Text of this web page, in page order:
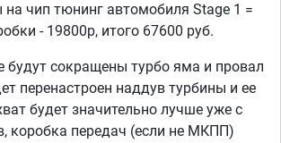
чип тюнинг автомобиля Stage 1 =
- 19800р, итого 67600 руб.
будут сокращены турбо яма и провал
перенастроен наддув турбины и ее
будет значительно лучше уже с
коробка передач (если не МКПП)